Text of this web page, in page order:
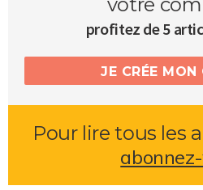
profitez de 5
JE CRÉE MON
Pour lire tous les